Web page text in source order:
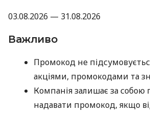
03.08.2026 — 31.08.2026
Важливо
Промокод не
акціями, промокодами та
Компанія залишає за собою
надавати промокод, якщо